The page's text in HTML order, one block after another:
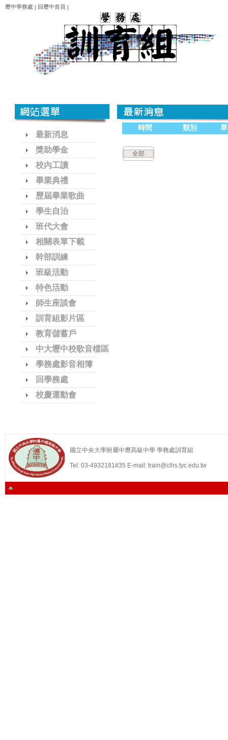
壢中學務處 | 回壢中首頁 |
最新消息
獎助學金
校內工讀
畢業典禮
歷屆畢業歌曲
學生自治
班代大會
相關表單下載
幹部訓練
班級活動
特色活動
師生座談會
訓育組影片區
教育儲蓄戶
中大壢中校歌音檔區
學務處影音相簿
回學務處
校慶運動會
時間 類別
全部
國立中央大學附屬中壢高級中學 學務處訓育組
Tel: 03-4932181#35 E-mail: train@clhs.tyc.edu.tw